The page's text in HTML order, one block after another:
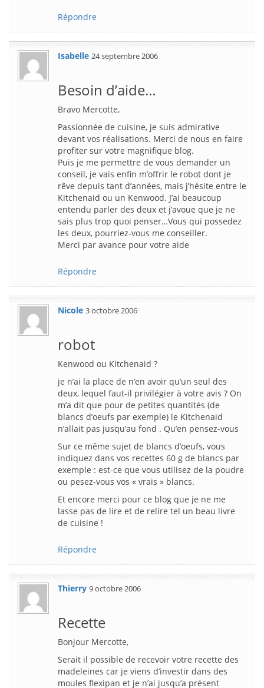
Répondre
Isabelle 24 septembre 2006
Besoin d’aide…
Bravo Mercotte,
Passionnée de cuisine, je suis admirative
devant vos réalisations. Merci de nous en faire
profiter sur votre magnifique blog.
Puis je me permettre de vous demander un
conseil, je vais enfin m’offrir le robot dont je
rêve depuis tant d’années, mais j’hésite entre le
Kitchenaid ou un Kenwood. J’ai beaucoup
entendu parler des deux et j’avoue que je ne
sais plus trop quoi penser…Vous qui possedez
les deux, pourriez-vous me conseiller.
Merci par avance pour votre aide
Répondre
Nicole 3 octobre 2006
robot
Kenwood ou Kitchenaid ?
je n’ai la place de n’en avoir qu’un seul des
deux, lequel faut-il privilégier à votre avis ? On
m’a dit que pour de petites quantités (de
blancs d’oeufs par exemple) le Kitchenaid
n’allait pas jusqu’au fond . Qu’en pensez-vous
Sur ce même sujet de blancs d’oeufs, vous
indiquez dans vos recettes 60 g de blancs par
exemple : est-ce que vous utilisez de la poudre
ou pesez-vous vos « vrais » blancs.
Et encore merci pour ce blog que je ne me
lasse pas de lire et de relire tel un beau livre
de cuisine !
Répondre
Thierry 9 octobre 2006
Recette
Bonjour Mercotte,
Serait il possible de recevoir votre recette des
madeleines car je viens d’investir dans des
moules flexipan et je n’ai jusqu’a présent